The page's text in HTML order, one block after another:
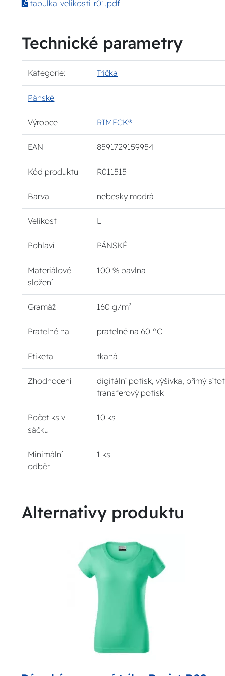
tabulka-velikosti-r01.pdf
Technické parametry
Kategorie: Trička
Pánské
Výrobce RIMECK®
EAN 8591729159954
Kód produktu R011515
Barva nebesky modrá
Velikost L
Pohlaví PÁNSKÉ
Materiálové
složení
100 % bavlna
Gramáž 160 g/m²
Pratelné na pratelné na 60 °C
Etiketa tkaná
Zhodnocení
digitální potisk, výšivka, přímý
transferový potisk
Počet ks v
sáčku
10 ks
Minimální
odběr
1 ks
Alternativy produktu